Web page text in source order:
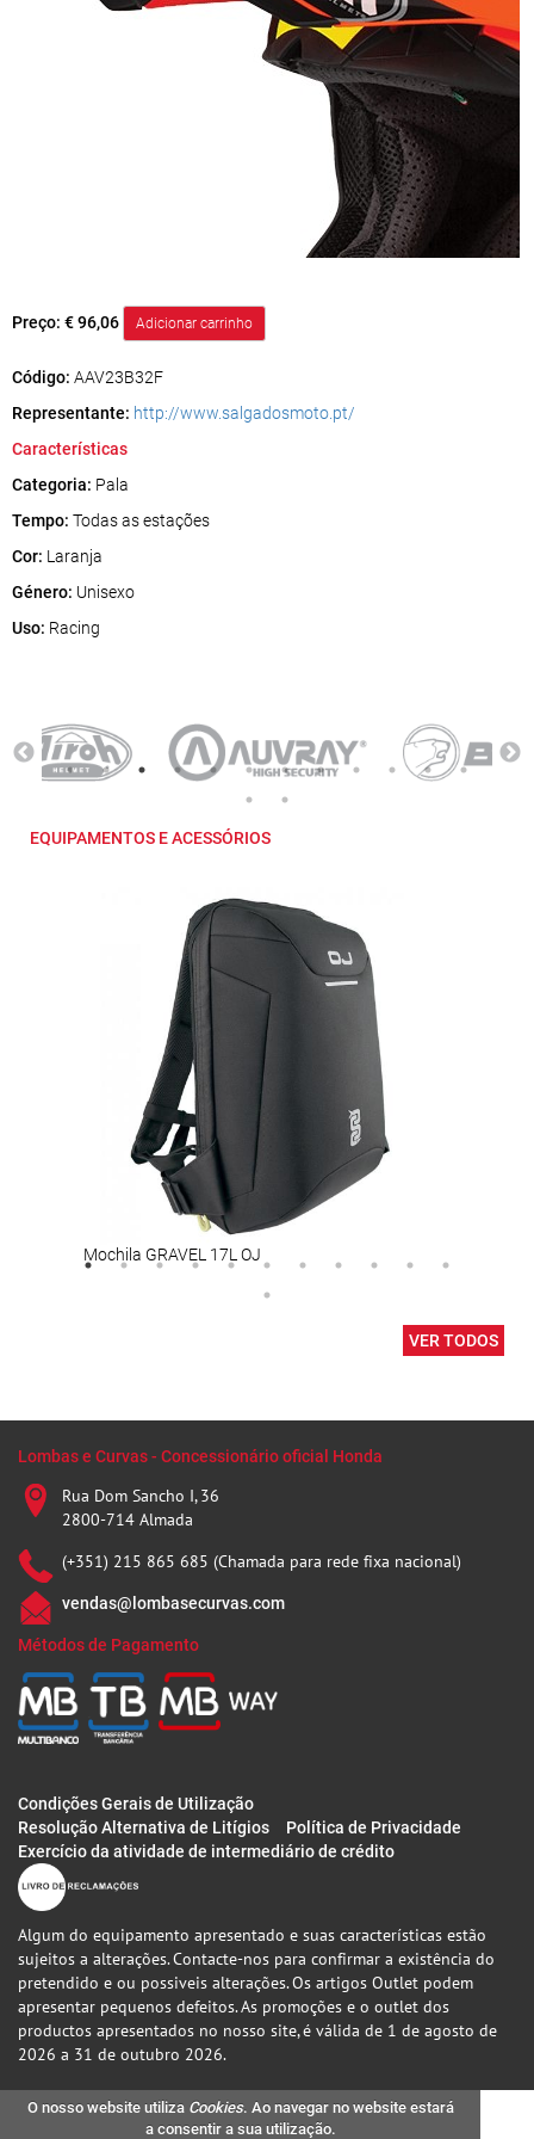
Preço: € 96,06
Código: AAV23B32F
Representante: http://www.salgadosmoto.pt/
Características
Categoria: Pala
Tempo: Todas as estações
Cor: Laranja
Género: Unisexo
Uso: Racing
EQUIPAMENTOS E ACESSÓRIOS
Mochila GRAVEL 17L OJ
VER TODOS
Lombas e Curvas - Concessionário oficial Honda
Rua Dom Sancho I, 36
2800-714 Almada
(+351) 215 865 685 (Chamada para rede fixa nacional)
vendas@lombasecurvas.com
Métodos de Pagamento
Condições Gerais de Utilização
Resolução Alternativa de Litígios
Política de Privacidade
Exercício da atividade de intermediário de crédito
Algum do equipamento apresentado e suas características estão
sujeitos a alterações. Contacte-nos para confirmar a existência do
pretendido e ou possiveis alterações. Os artigos Outlet podem
apresentar pequenos defeitos. As promoções e o outlet dos
productos apresentados no nosso site, é válida de 1 de agosto de
2026 a 31 de outubro 2026.
O nosso website utiliza Cookies. Ao navegar no website estará
a consentir a sua utilização.